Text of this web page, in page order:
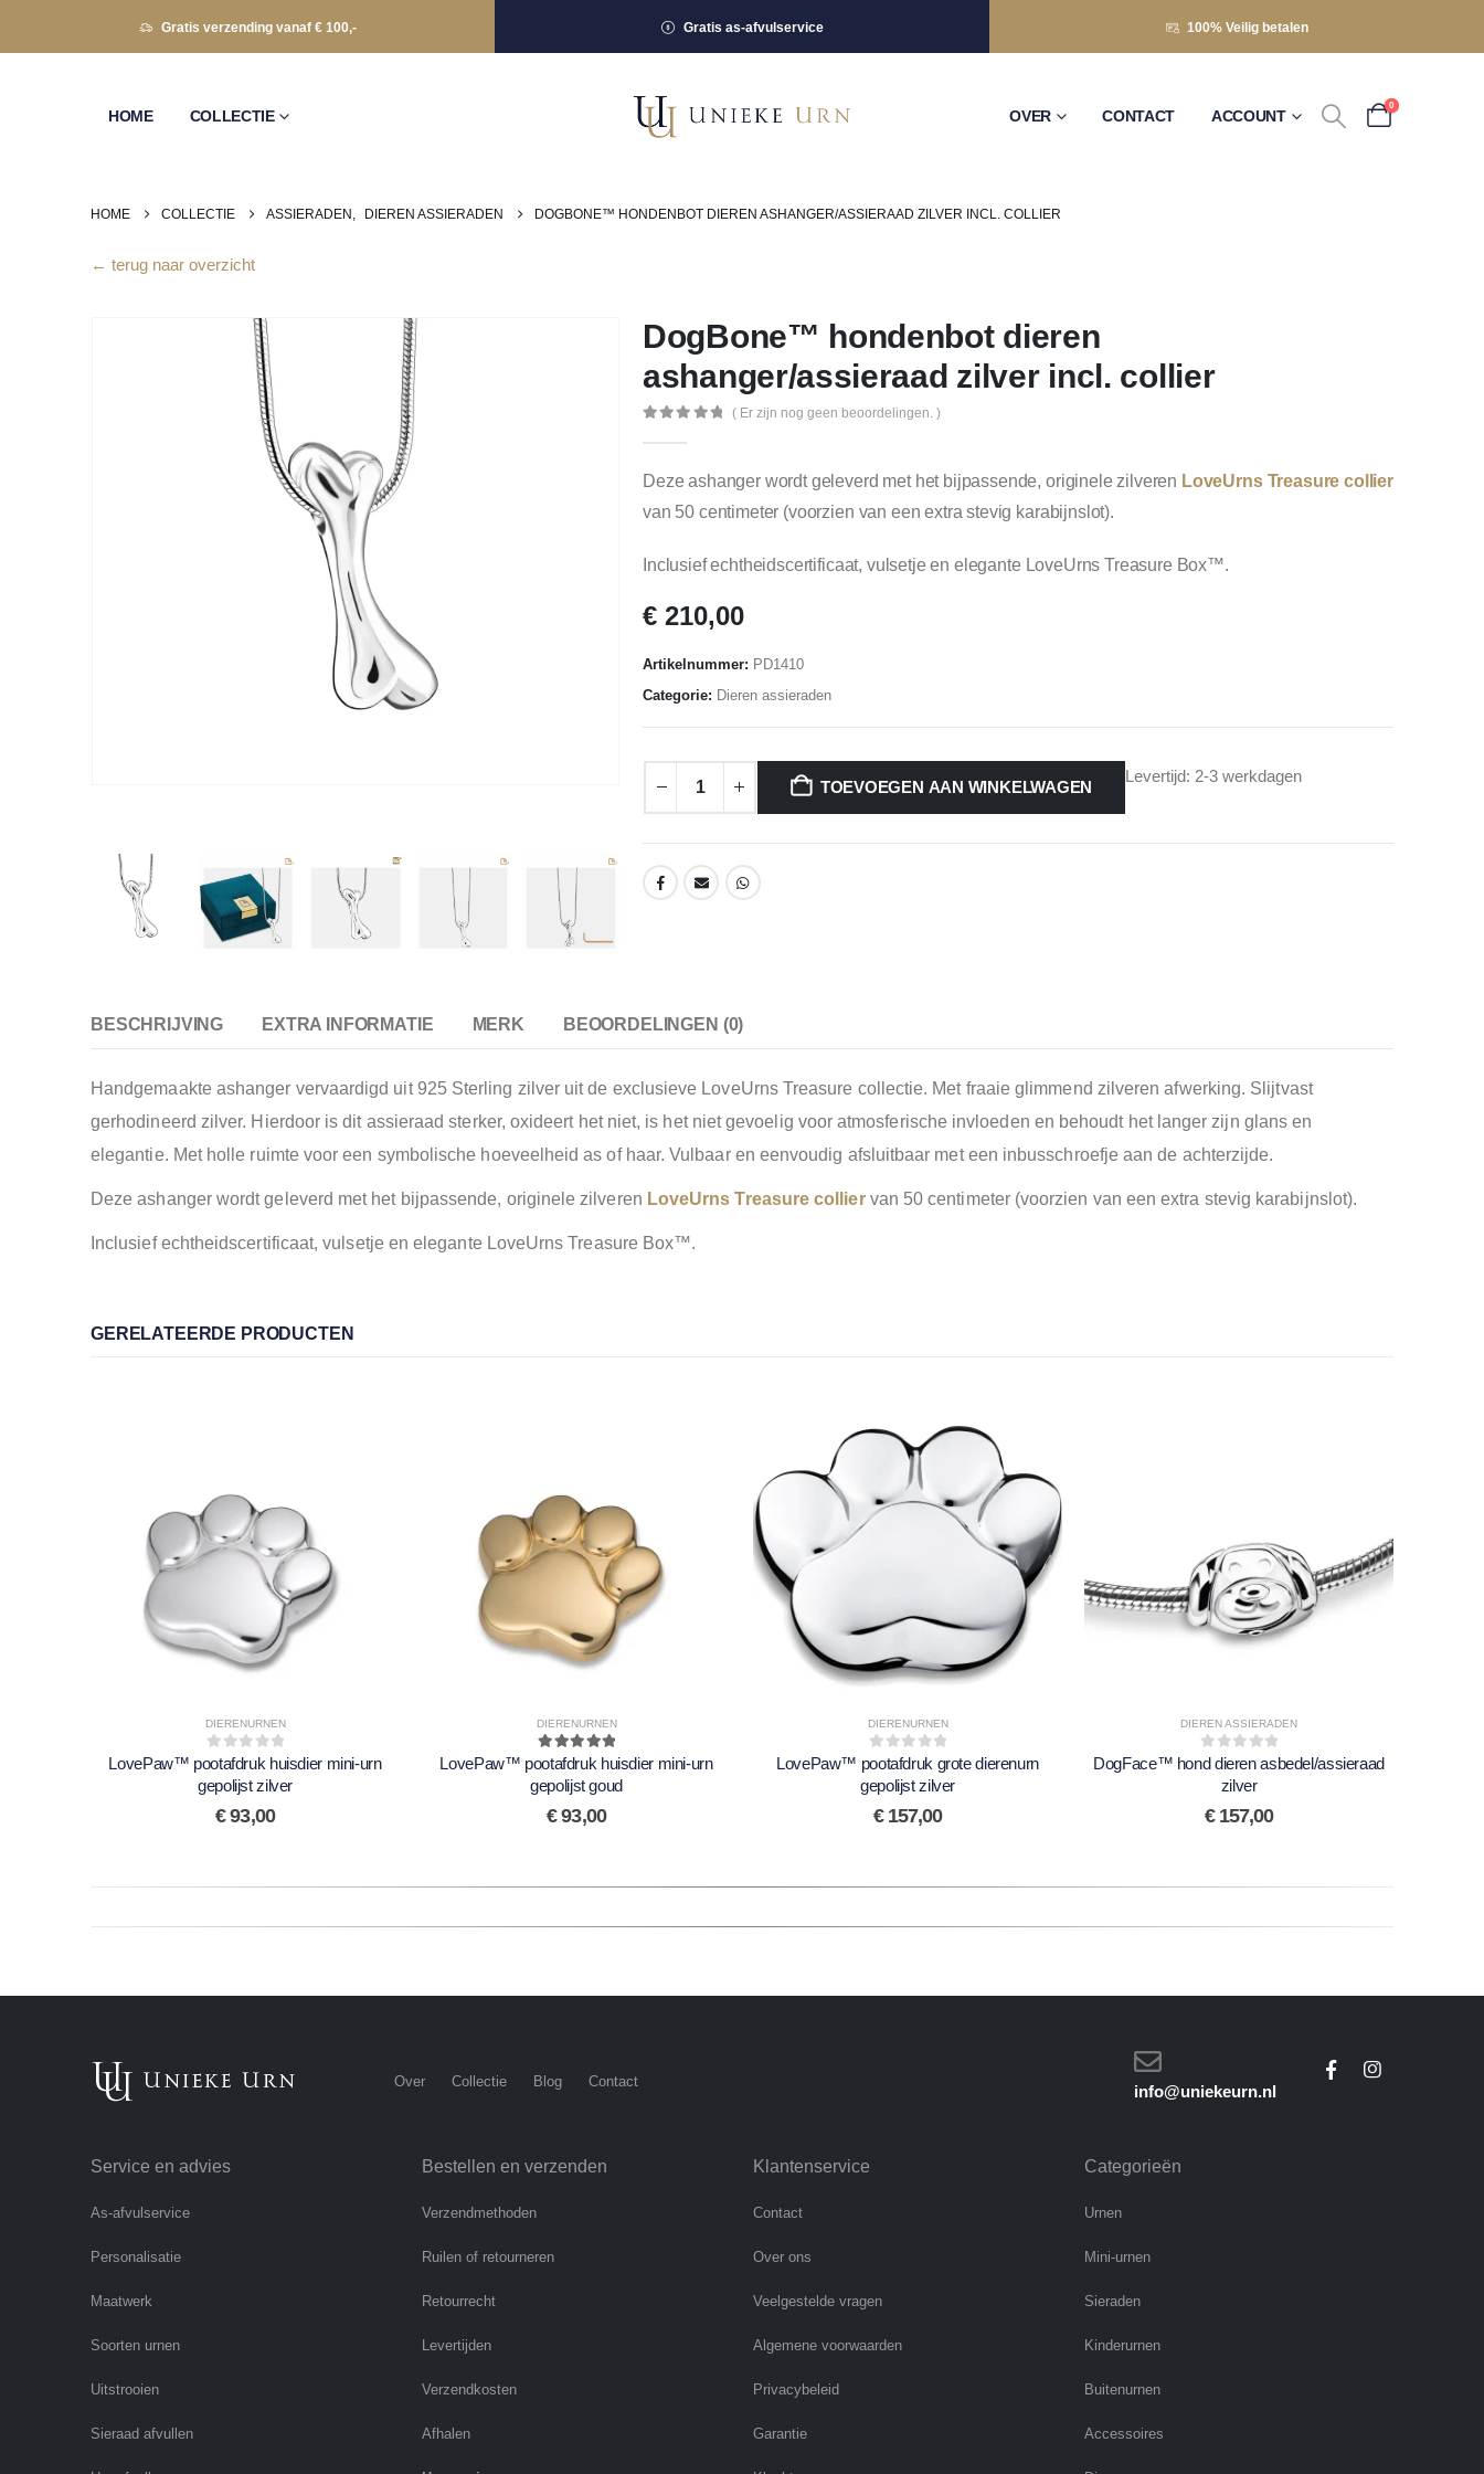
Gratis verzending vanaf € 100,- Gratis as-afvulservice 100% Veilig betalen
HOME COLLECTIE OVER CONTACT ACCOUNT
0
HOME COLLECTIE ASSIERADEN , DIEREN ASSIERADEN DOGBONE™ HONDENBOT DIEREN ASHANGER/ASSIERAAD ZILVER INCL. COLLIER
← terug naar overzicht
DogBone™ hondenbot dieren
ashanger/assieraad zilver incl. collier
( Er zijn nog geen beoordelingen. )
Deze ashanger wordt geleverd met het bijpassende, originele zilveren LoveUrns Treasure collier
van 50 centimeter (voorzien van een extra stevig karabijnslot).
Inclusief echtheidscertificaat, vulsetje en elegante LoveUrns Treasure Box™.
€ 210,00
Artikelnummer: PD1410
Categorie: Dieren assieraden
TOEVOEGEN AAN WINKELWAGEN
Levertijd: 2-3 werkdagen
BESCHRIJVING EXTRA INFORMATIE MERK BEOORDELINGEN (0)
Handgemaakte ashanger vervaardigd uit 925 Sterling zilver uit de exclusieve LoveUrns Treasure collectie. Met fraaie glimmend zilveren afwerking. Slijtvast
gerhodineerd zilver. Hierdoor is dit assieraad sterker, oxideert het niet, is het niet gevoelig voor atmosferische invloeden en behoudt het langer zijn glans en
elegantie. Met holle ruimte voor een symbolische hoeveelheid as of haar. Vulbaar en eenvoudig afsluitbaar met een inbusschroefje aan de achterzijde.
Deze ashanger wordt geleverd met het bijpassende, originele zilveren LoveUrns Treasure colliervan 50 centimeter (voorzien van een extra stevig karabijnslot).
Inclusief echtheidscertificaat, vulsetje en elegante LoveUrns Treasure Box™.
GERELATEERDE PRODUCTEN
DIERENURNEN
0out of 5
LovePaw™ pootafdruk huisdier mini-urn
gepolijst zilver
€93,00
DIERENURNEN
5.00out of 5
LovePaw™ pootafdruk huisdier mini-urn
gepolijst goud
€93,00
DIERENURNEN
0out of 5
LovePaw™ pootafdruk grote dierenurn
gepolijst zilver
€157,00
DIEREN ASSIERADEN
0out of 5
DogFace™ hond dieren asbedel/assieraad
zilver
€157,00
Over Collectie Blog Contact
info@uniekeurn.nl
Service en advies
As-afvulservice
Personalisatie
Maatwerk
Soorten urnen
Uitstrooien
Sieraad afvullen
Bestellen en verzenden
Verzendmethoden
Ruilen of retourneren
Retourrecht
Levertijden
Verzendkosten
Afhalen
Klantenservice
Contact
Over ons
Veelgestelde vragen
Algemene voorwaarden
Privacybeleid
Garantie
Categorieën
Urnen
Mini-urnen
Sieraden
Kinderurnen
Buitenurnen
Accessoires